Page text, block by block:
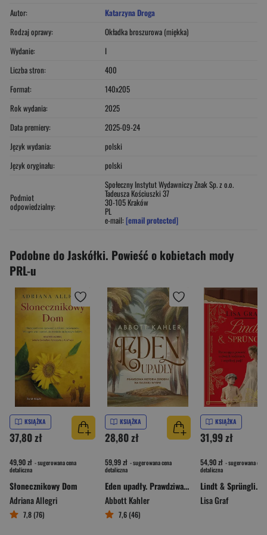
Autor:
Katarzyna Droga
Rodzaj oprawy:
Okładka broszurowa (miękka)
Wydanie:
I
Liczba stron:
400
Format:
140x205
Rok wydania:
2025
Data premiery:
2025-09-24
Język wydania:
polski
Język oryginału:
polski
Podmiot
odpowiedzialny:
Społeczny Instytut Wydawniczy Znak Sp. z o.o.
Tadeusza Kościuszki 37
30-105 Kraków
PL
e-mail: [email protected]
Podobne do Jaskółki. Powieść o kobietach mody
PRL-u
KSIĄŻKA
37,80 zł
49,90 zł - sugerowana cena
detaliczna
Słonecznikowy Dom
Adriana Allegri
7,8 (76)
KSIĄŻKA
28,80 zł
59,99 zł - sugerowana cena
detaliczna
Eden upadły. Prawdziwa historia zbrodni na rajskiej wyspie
Abbott Kahler
7,6 (46)
KSIĄŻKA
31,99 zł
54,90 zł - sugerowana cena
detaliczna
Lisa Graf